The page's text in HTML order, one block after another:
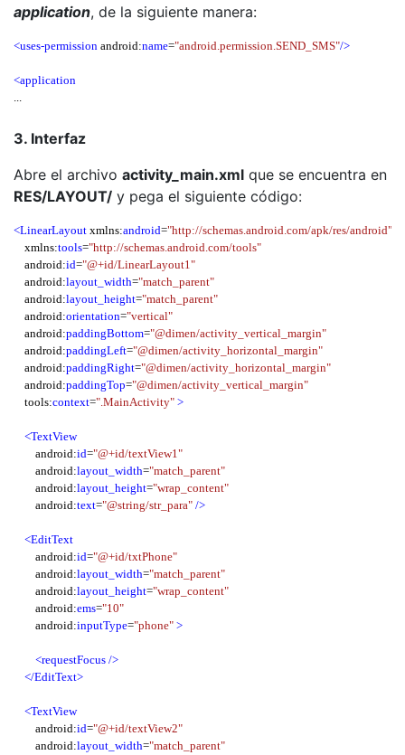
application, de la siguiente manera:
<uses-permission android:name="android.permission.SEND_SMS"/>
<application
3. Interfaz
Abre el archivo activity_main.xml que se encuentra en
RES/LAYOUT/ y pega el siguiente código:
<LinearLayout xmlns:android="http://schemas.android.com/apk/res/android"
    xmlns:
tools="http://schemas.android.com/tools"
    android:
id="@+id/LinearLayout1"
    android:
layout_width="match_parent"
    android:
layout_height="match_parent"
    android:
orientation="vertical"
    android:
paddingBottom="@dimen/activity_vertical_margin"
    android:
paddingLeft="@dimen/activity_horizontal_margin"
    android:
paddingRight="@dimen/activity_horizontal_margin"
    android:
paddingTop="@dimen/activity_vertical_margin"
    tools:
context=".MainActivity" >
<TextView
        android:
id="@+id/textView1"
        android:
layout_width="match_parent"
        android:
layout_height="wrap_content"
        android:
text="@string/str_para" />
<EditText
        android:
id="@+id/txtPhone"
        android:
layout_width="match_parent"
        android:
layout_height="wrap_content"
        android:
ems="10"
        android:
inputType="phone" >
<requestFocus />
</EditText>
<TextView
        android:
id="@+id/textView2"
        android:
layout_width="match_parent"